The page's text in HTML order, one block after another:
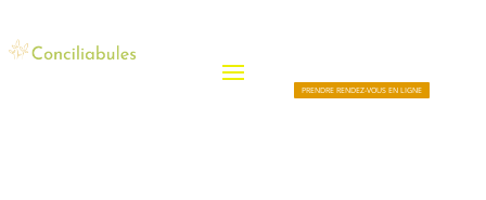
PRENDRE RENDEZ-VOUS EN LIGNE